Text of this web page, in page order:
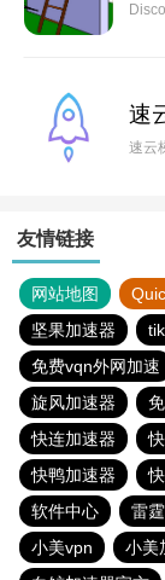
速
速云
友情链接
网站地图
坚果加速器
免费vqn外网加速
旋风加速器
快连加速器
快鸭加速器
软件中心
雷
小美vpn
小美